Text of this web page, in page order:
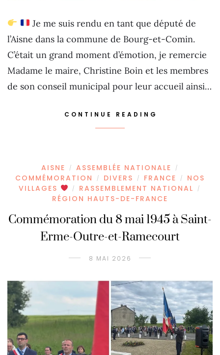
Je me suis rendu en tant que député de
l’Aisne dans la commune de Bourg-et-Comin.
C’était un grand moment d’émotion, je remercie
Madame le maire, Christine Boin et les membres
de son conseil municipal pour leur accueil ainsi…
CONTINUE READING
AISNE / ASSEMBLÉE NATIONALE /
COMMÉMORATION / DIVERS / FRANCE /
NOS
VILLAGES
/ RASSEMBLEMENT NATIONAL /
RÉGION HAUTS-DE-FRANCE
Commémoration du 8 mai 1945 à Saint-
Erme-Outre-et-Ramecourt
8 MAI 2026